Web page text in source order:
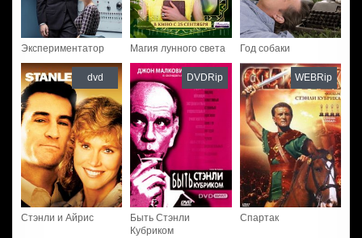
Экспериментатор Магия лунного света Год собаки
Стэнли и Айрис
dvd
Быть Стэнли
Кубриком
DVDRip
Спартак
WEBRip